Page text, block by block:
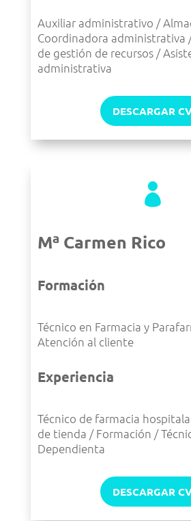
Auxiliar administrativo /
Coordinadora administrativa
de gestión de recursos /
administrativa
DESCARGAR

Mª Carmen Rico
Formación
Técnico en Farmacia y
Atención al cliente
Experiencia
Técnico de farmacia
de tienda / Formación /
Dependienta
DESCARGAR